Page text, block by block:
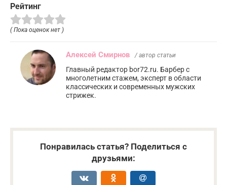
Рейтинг
( Пока оценок нет )
Алексей Смирнов / автор статьи
Главный редактор bor72.ru. Барбер с
многолетним стажем, эксперт в области
классических и современных мужских
стрижек.
Понравилась статья? Поделиться с
друзьями: